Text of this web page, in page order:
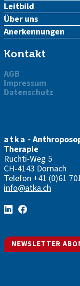
Leitbild
Über uns
Anerkennungen
Kontakt
AGB
Impressum
Datenschutz
atka -
Therapie
Ruchti-Weg 5
CH-4143 Dornach
Telefon +41 (0)61
info@atka.ch
NEWSLETTER